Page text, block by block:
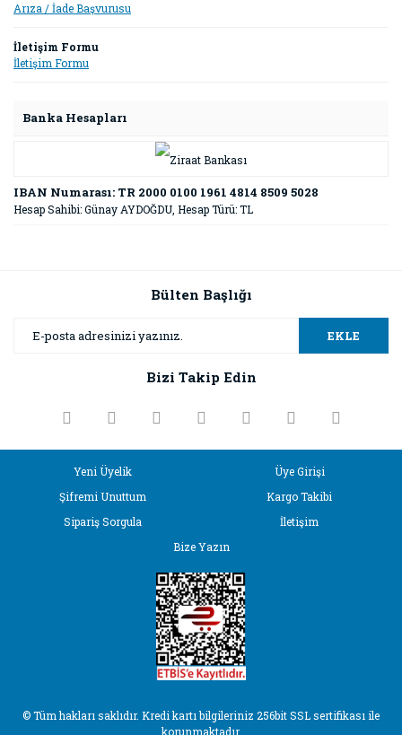
Arıza / İade Başvurusu
İletişim Formu
İletişim Formu
Banka Hesapları
IBAN Numarası: TR 2000 0100 1961 4814 8509 5028
Hesap Sahibi: Günay AYDOĞDU, Hesap Türü: TL
Bülten Başlığı
EKLE
Bizi Takip Edin
Yeni Üyelik
Üye Girişi
Şifremi Unuttum
Kargo Takibi
Sipariş Sorgula
İletişim
Bize Yazın
© Tüm hakları saklıdır. Kredi kartı bilgileriniz 256bit SSL sertifikası ile
korunmaktadır.